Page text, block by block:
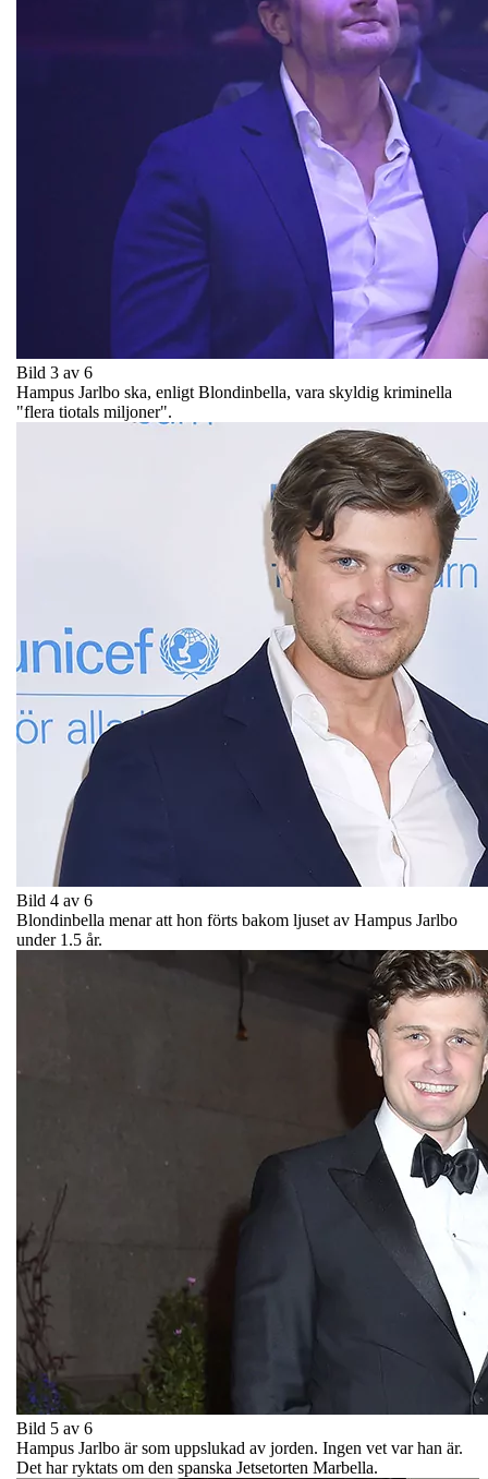
Bild 3 av 6
Hampus Jarlbo ska, enligt Blondinbella, vara skyldig kriminella
"flera tiotals miljoner".
Bild 4 av 6
Blondinbella menar att hon förts bakom ljuset av Hampus Jarlbo
under 1.5 år.
Bild 5 av 6
Hampus Jarlbo är som uppslukad av jorden. Ingen vet var han är.
Det har ryktats om den spanska Jetsetorten Marbella.